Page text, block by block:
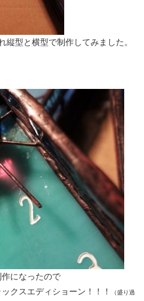
縦型と横型で制作してみました。
になったので
クスエディショーン！！！
（盛り過